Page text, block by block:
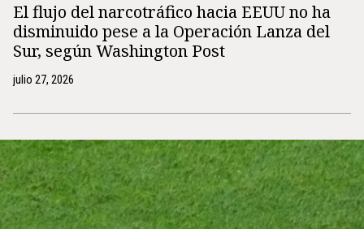
El flujo del narcotráfico hacia EEUU no ha
disminuido pese a la Operación Lanza del
Sur, según Washington Post
julio 27, 2026